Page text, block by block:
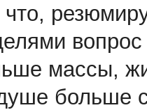
что,
вопрос
массы,
больше